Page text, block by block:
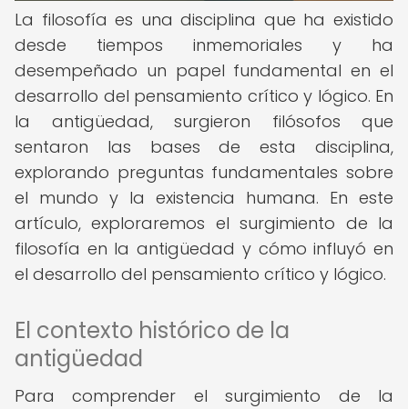
La filosofía es una disciplina que ha existido
desde tiempos inmemoriales y ha
desempeñado un papel fundamental en el
desarrollo del pensamiento crítico y lógico. En
la antigüedad, surgieron filósofos que
sentaron las bases de esta disciplina,
explorando preguntas fundamentales sobre
el mundo y la existencia humana. En este
artículo, exploraremos el surgimiento de la
filosofía en la antigüedad y cómo influyó en
el desarrollo del pensamiento crítico y lógico.
El contexto histórico de la
antigüedad
Para comprender el surgimiento de la